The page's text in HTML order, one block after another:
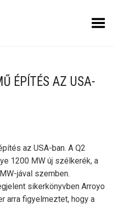
Toggle Menu
ÉPÍTÉS AZ USA-
az USA-ban. A Q2
1200 MW új szélkerék, a
jával szemben.
sikerkönyvben Arroyo
arra figyelmeztet, hogy a